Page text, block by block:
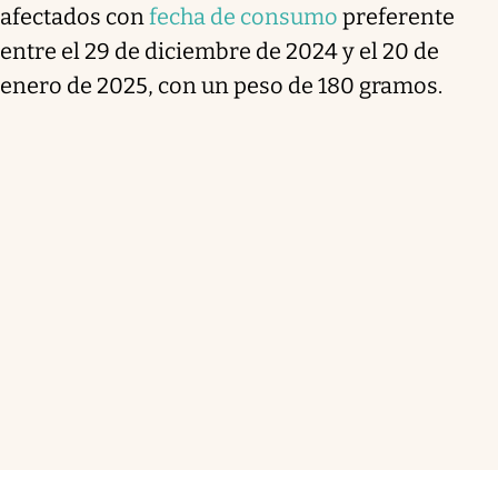
afectados confecha de consumo preferente
entre el 29 de diciembre de 2024 y el 20 de
enero de 2025, con un peso de 180 gramos.